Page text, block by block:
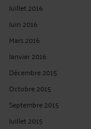
Juillet 2016
Juin 2016
Mars 2016
Janvier 2016
Décembre 2015
Octobre 2015
Septembre 2015
Juillet 2015